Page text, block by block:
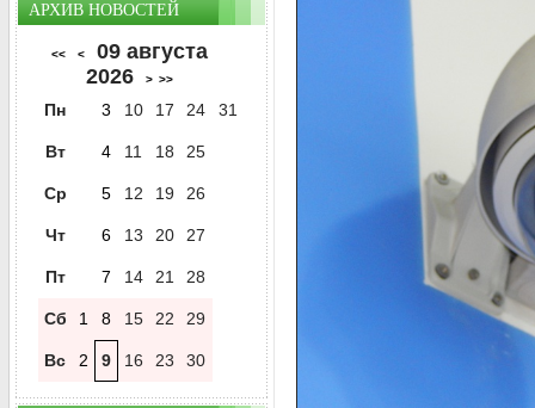
АРХИВ НОВОСТЕЙ
<< <
09 августа
2026
> >>
Пн 3 10 17 24 31
Вт 4 11 18 25
Ср 5 12 19 26
Чт 6 13 20 27
Пт 7 14 21 28
Сб 1 8 15 22 29
Вс 2 9 16 23 30